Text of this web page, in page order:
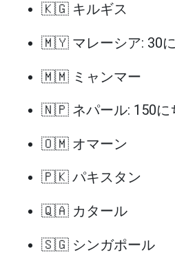
🇰🇬 キルギス
🇲🇾 マレーシア: 30
🇲🇲 ミャンマー
🇳🇵 ネパール: 150に
🇴🇲 オマーン
🇵🇰 パキスタン
🇶🇦 カタール
🇸🇬 シンガポール